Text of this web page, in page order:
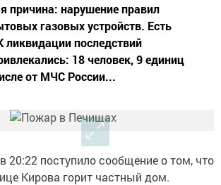
причина: нарушение правил
газовых устройств. Есть
последствий
18 человек, 9 единиц
от МЧС России...
20:22 поступило сообщение о том, что
Кирова горит частный дом.